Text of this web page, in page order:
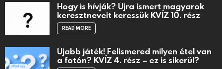
Hogy is hívják? Újra ismert magyarok
keresztneveit keressük KVÍZ 10. rész
READ MORE
Újabb játék! Felismered milyen étel van
a fotón? KVÍZ 4. rész – ez is sikerül?